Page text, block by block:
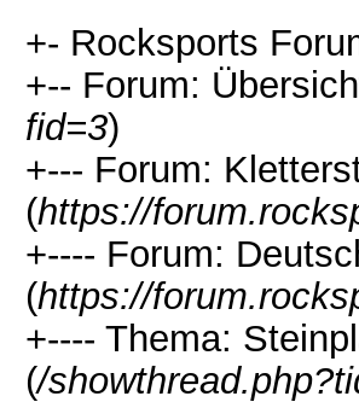
+- Rocksports
+-- Forum:
fid=3)
+--- Forum:
(https://
+---- Forum:
(https://
+---- Thema:
(/